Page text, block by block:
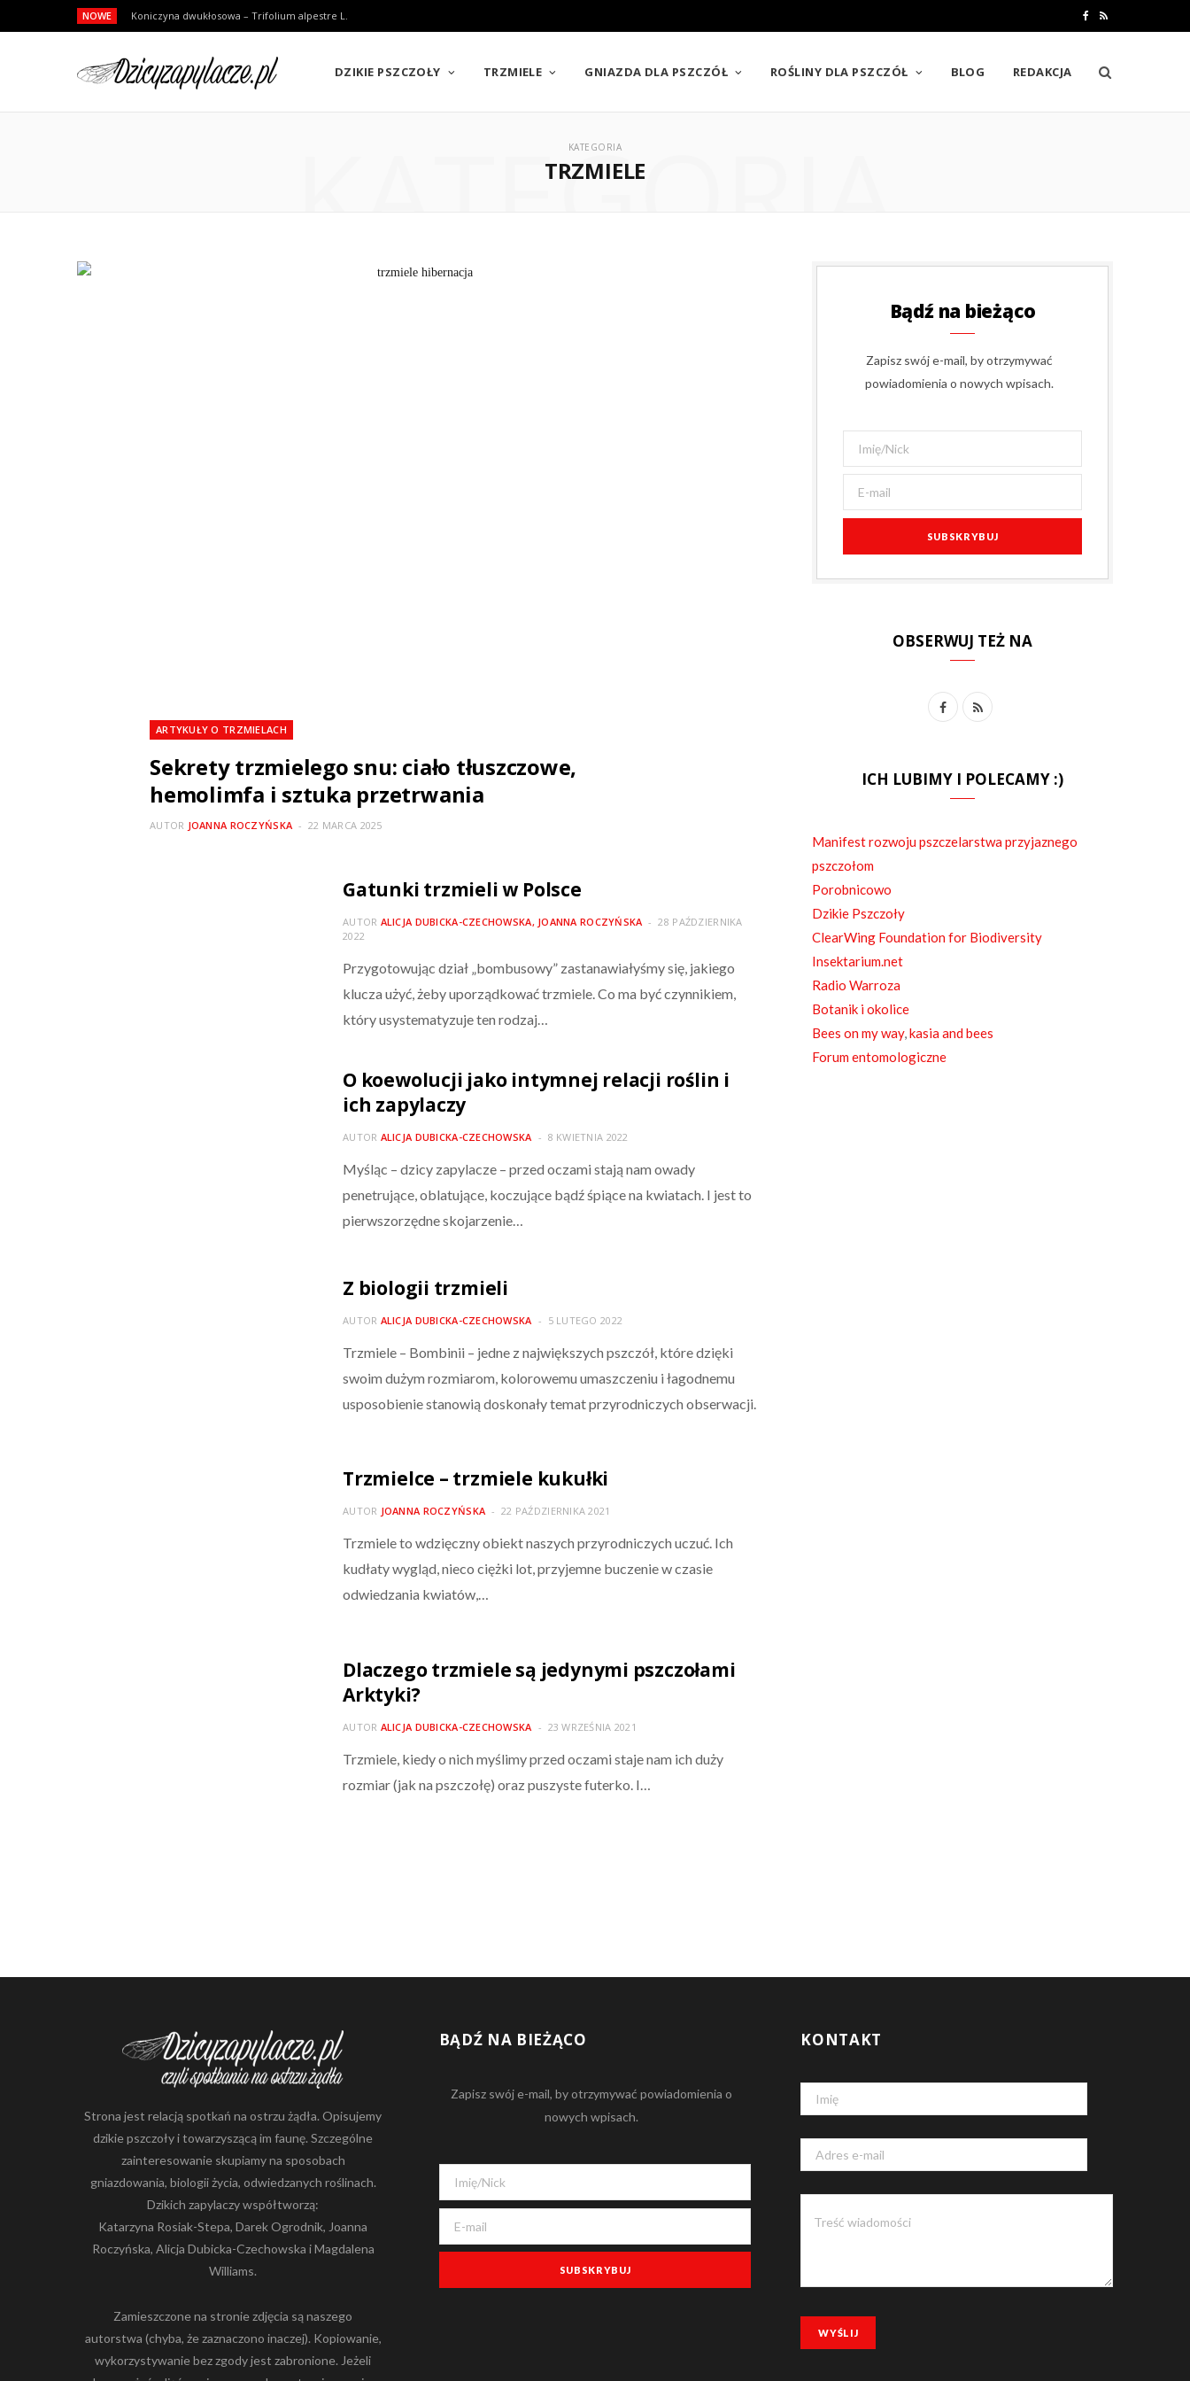
NOWE Koniczyna dwukłosowa – Trifolium alpestre L.
e
R
S
DZIKIE PSZCZOŁY TRZMIELE GNIAZDA DLA PSZCZÓŁ ROŚLINY DLA PSZCZÓŁ BLOG REDAKCJA
KATEGORIA
TRZMIELE
KATEGORIA
ARTYKUŁY O TRZMIELACH
Sekrety trzmielego snu: ciało tłuszczowe,
hemolimfa i sztuka przetrwania
AUTOR JOANNA ROCZYŃSKA 22 MARCA 2025
Gatunki trzmieli w Polsce
AUTOR ALICJA DUBICKA-CZECHOWSKA, JOANNA ROCZYŃSKA
28 PAŹDZIERNIKA
2022
Przygotowując dział „bombusowy” zastanawiałyśmy się, jakiego
klucza użyć, żeby uporządkować trzmiele. Co ma być czynnikiem,
który usystematyzuje ten rodzaj…
O koewolucji jako intymnej relacji roślin i
ich zapylaczy
AUTOR ALICJA DUBICKA-CZECHOWSKA 8 KWIETNIA 2022
Myśląc – dzicy zapylacze – przed oczami stają nam owady
penetrujące, oblatujące, koczujące bądź śpiące na kwiatach. I jest to
pierwszorzędne skojarzenie…
Z biologii trzmieli
AUTOR ALICJA DUBICKA-CZECHOWSKA 5 LUTEGO 2022
Trzmiele – Bombinii – jedne z największych pszczół, które dzięki
swoim dużym rozmiarom, kolorowemu umaszczeniu i łagodnemu
usposobienie stanowią doskonały temat przyrodniczych obserwacji.
Trzmielce – trzmiele kukułki
AUTOR JOANNA ROCZYŃSKA 22 PAŹDZIERNIKA 2021
Trzmiele to wdzięczny obiekt naszych przyrodniczych uczuć. Ich
kudłaty wygląd, nieco ciężki lot, przyjemne buczenie w czasie
odwiedzania kwiatów,…
Dlaczego trzmiele są jedynymi pszczołami
Arktyki?
AUTOR ALICJA DUBICKA-CZECHOWSKA 23 WRZEŚNIA 2021
Trzmiele, kiedy o nich myślimy przed oczami staje nam ich duży
rozmiar (jak na pszczołę) oraz puszyste futerko. I…
Bądź na bieżąco
Zapisz swój e-mail, by otrzymywać
powiadomienia o nowych wpisach.
OBSERWUJ TEŻ NA
F
e
R
ICH LUBIMY I POLECAMY :)
Manifest rozwoju pszczelarstwa przyjaznego
pszczołom
Porobnicowo
Dzikie Pszczoły
ClearWing Foundation for Biodiversity
Insektarium.net
Radio Warroza
Botanik i okolice
Bees on my way,kasia and bees
Forum entomologiczne
Strona jest relacją spotkań na ostrzu żądła. Opisujemy
dzikie pszczoły i towarzyszącą im faunę. Szczególne
zainteresowanie skupiamy na sposobach
gniazdowania, biologii życia, odwiedzanych roślinach.
Dzikich zapylaczy współtworzą:
Katarzyna Rosiak-Stepa, Darek Ogrodnik, Joanna
Roczyńska, Alicja Dubicka-Czechowska i Magdalena
Williams.
Zamieszczone na stronie zdjęcia są naszego
autorstwa (chyba, że zaznaczono inaczej). Kopiowanie,
wykorzystywanie bez zgody jest zabronione. Jeżeli
BĄDŹ NA BIEŻĄCO
Zapisz swój e-mail, by otrzymywać powiadomienia o
nowych wpisach.
KONTAKT